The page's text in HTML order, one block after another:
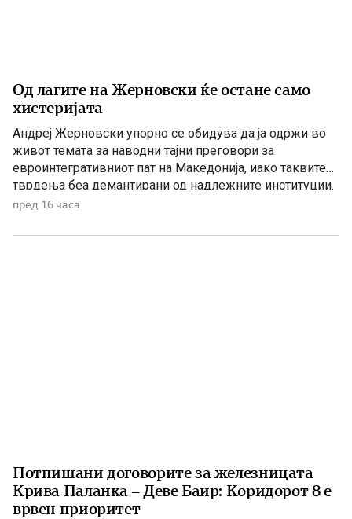
Од лагите на Жерновски ќе остане само
хистеријата
Андреј Жерновски упорно се обидува да ја одржи во
живот темата за наводни тајни преговори за
евроинтегративниот пат на Македонија, иако таквите
тврдења беа демантирани од надлежните институции.
Како што им пукна меурот од сапуница наречен
конструкција – дека власта тајно се подготвува да го
пред 16 часа
Потпишани договорите за железницата
Крива Паланка – Деве Баир: Коридорот 8 е
врвен приоритет